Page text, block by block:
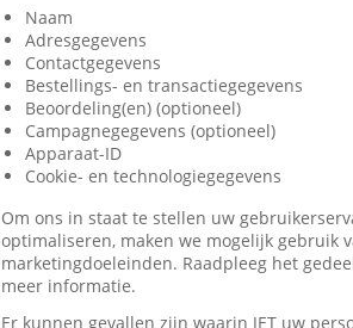
Naam
Adresgegevens
Contactgegevens
Bestellings- en transactiegegevens
Beoordeling(en) (optioneel)
Campagnegegevens (optioneel)
Apparaat-ID
Cookie- en technologiegegevens
Om ons in staat te stellen uw
optimaliseren, maken we mogelijk gebruik
marketingdoeleinden. Raadpleeg het
meer informatie.
Er kunnen gevallen zijn waarin JET uw